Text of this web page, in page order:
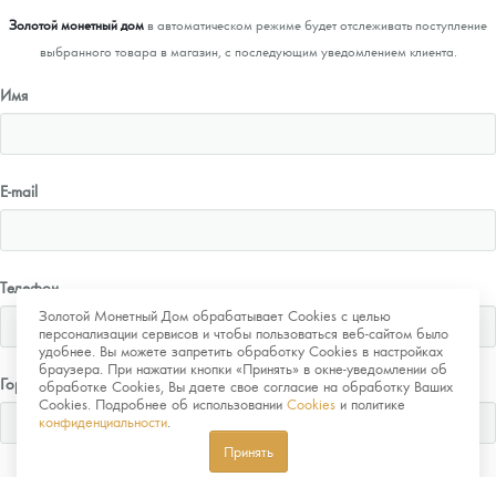
Золотой Монетный Дом обрабатывает Cookies с целью
персонализации сервисов и чтобы пользоваться веб-сайтом было
удобнее. Вы можете запретить обработку Cookies в настройках
браузера. При нажатии кнопки «Принять» в окне-уведомлении об
обработке Cookies, Вы даете свое согласие на обработку Ваших
Cookies. Подробнее об использовании Cookies и политике
конфиденциальности
Принять
Золотой монетный домв автоматическом режиме будет отслеживать поступление
выбранного товара в магазин, с последующим уведомлением клиента.
Имя
E-mail
Телефон
Город